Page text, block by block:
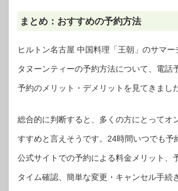
まとめ：おすすめの予約方法
ヒルトン名古屋 中国料理「王朝」のサマー
タヌーンティーの予約方法について、電話
予約のメリット・デメリットを見てきました
総合的に判断すると、多くの方にとってオ
すすめと言えそうです。24時間いつでも予
公式サイトでの予約による料金メリット、
タイム確認、簡単な変更・キャンセル手続